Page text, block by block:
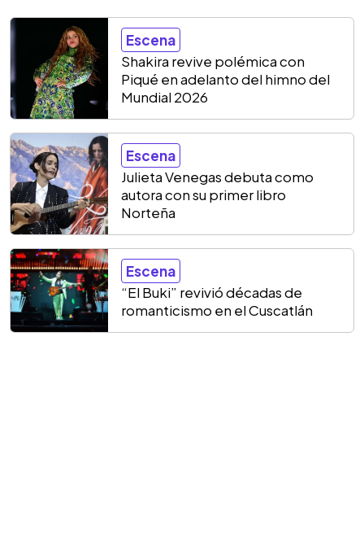
Escena
Shakira revive polémica con
Piqué en adelanto del himno del
Mundial 2026
Escena
Julieta Venegas debuta como
autora con su primer libro
Norteña
Escena
“El Buki” revivió décadas de
romanticismo en el Cuscatlán